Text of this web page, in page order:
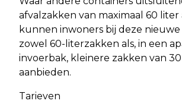
afvalzakken van maximaal 60
kunnen inwoners bij deze
zowel 60-literzakken als, in een
invoerbak, kleinere zakken van
aanbieden.
Tarieven